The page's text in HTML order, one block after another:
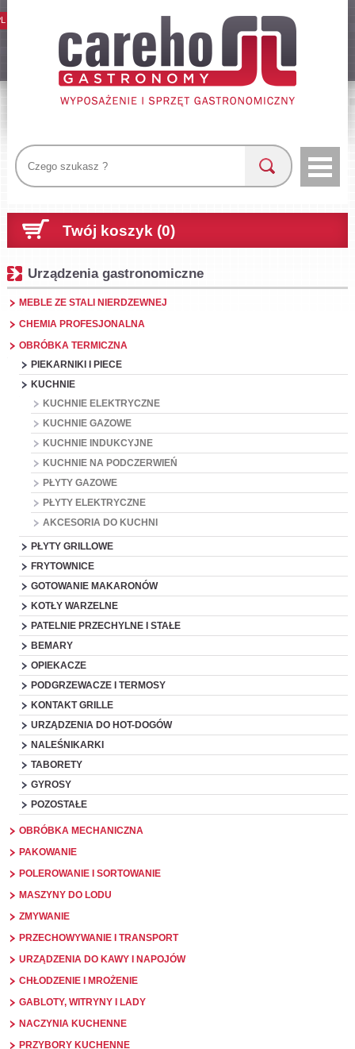
Twój koszyk (0)
Urządzenia gastronomiczne
MEBLE ZE STALI NIERDZEWNEJ
CHEMIA PROFESJONALNA
OBRÓBKA TERMICZNA
PIEKARNIKI I PIECE
KUCHNIE
KUCHNIE ELEKTRYCZNE
KUCHNIE GAZOWE
KUCHNIE INDUKCYJNE
KUCHNIE NA PODCZERWIEŃ
PŁYTY GAZOWE
PŁYTY ELEKTRYCZNE
AKCESORIA DO KUCHNI
PŁYTY GRILLOWE
FRYTOWNICE
GOTOWANIE MAKARONÓW
KOTŁY WARZELNE
PATELNIE PRZECHYLNE I STAŁE
BEMARY
OPIEKACZE
PODGRZEWACZE I TERMOSY
KONTAKT GRILLE
URZĄDZENIA DO HOT-DOGÓW
NALEŚNIKARKI
TABORETY
GYROSY
POZOSTAŁE
OBRÓBKA MECHANICZNA
PAKOWANIE
POLEROWANIE I SORTOWANIE
MASZYNY DO LODU
ZMYWANIE
PRZECHOWYWANIE I TRANSPORT
URZĄDZENIA DO KAWY I NAPOJÓW
CHŁODZENIE I MROŻENIE
GABLOTY, WITRYNY I LADY
NACZYNIA KUCHENNE
PRZYBORY KUCHENNE